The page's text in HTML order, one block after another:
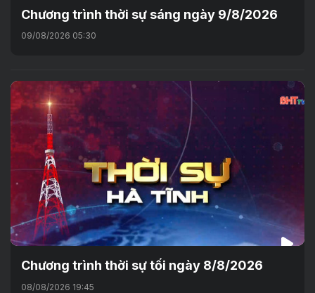
Chương trình thời sự sáng ngày 9/8/2026
09/08/2026 05:30
Chương trình thời sự tối ngày 8/8/2026
08/08/2026 19:45